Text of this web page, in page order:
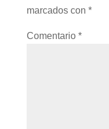
marcados con *
Comentario *